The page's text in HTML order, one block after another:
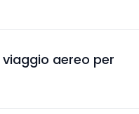
aereo per